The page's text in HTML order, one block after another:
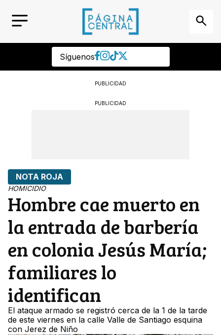
Síguenos
PUBLICIDAD
PUBLICIDAD
NOTA ROJA
HOMICIDIO
Hombre cae muerto en
la entrada de barbería
en colonia Jesús María;
familiares lo
identifican
El ataque armado se registró cerca de la 1 de la tarde
de este viernes en la calle Valle de Santiago esquina
con Jerez de Niño